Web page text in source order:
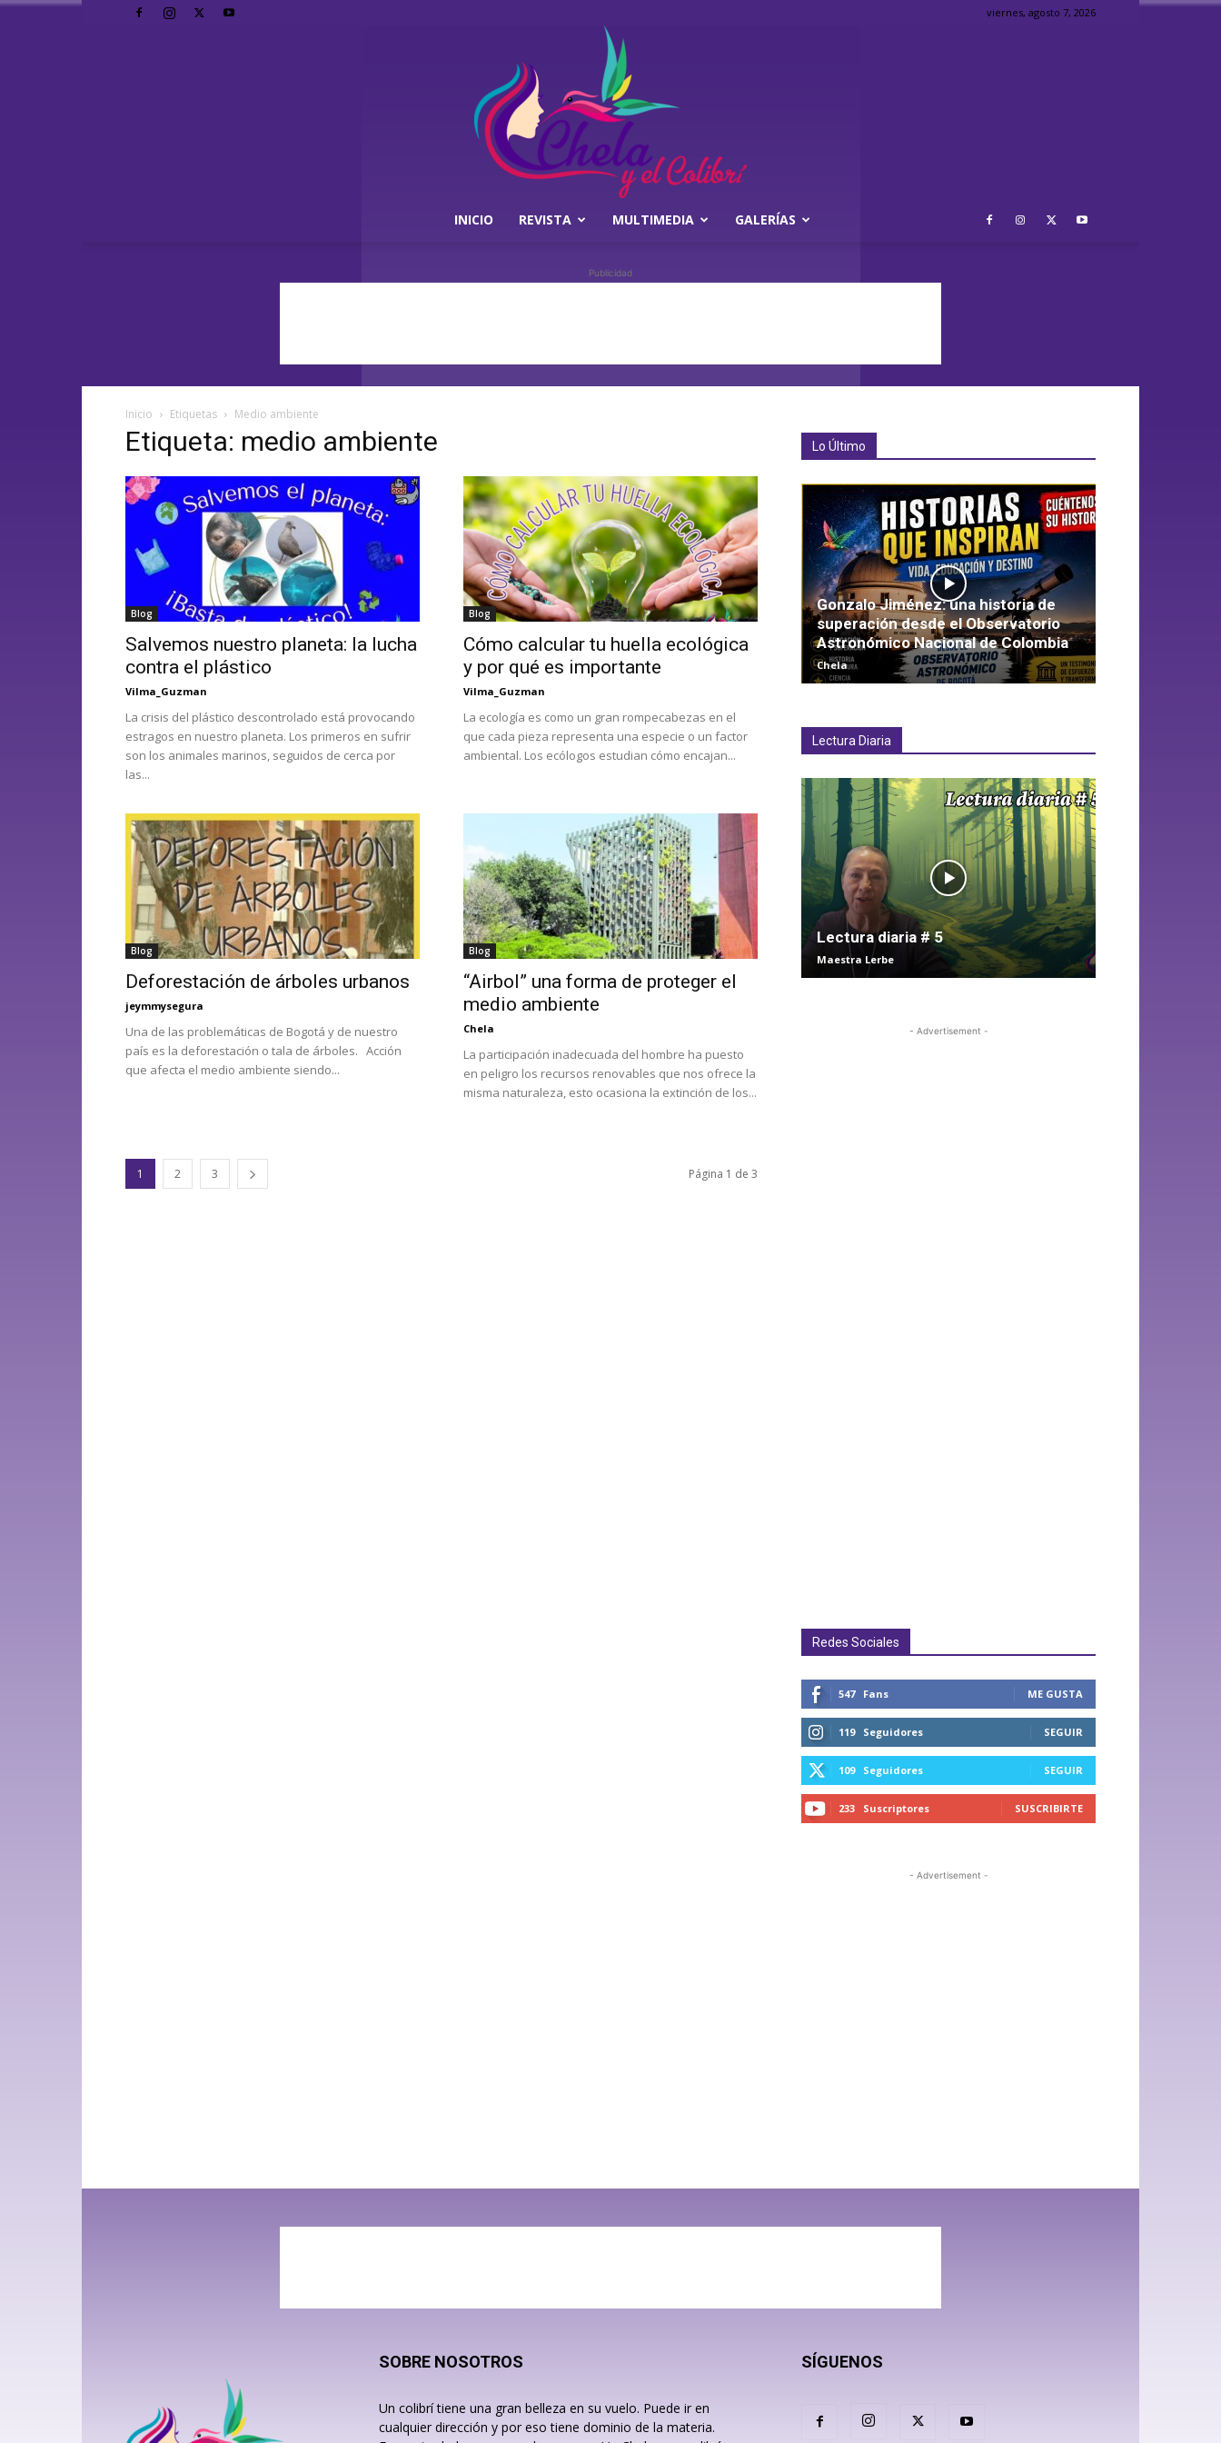
viernes, agosto 7, 2026
el
Colibrí
INICIO REVISTA MULTIMEDIA GALERÍAS
Publicidad
Inicio Etiquetas Medio ambiente
Etiqueta: medio ambiente
Blog
Salvemos nuestro planeta: la lucha
contra el plástico
Vilma_Guzman
La crisis del plástico descontrolado está provocando
estragos en nuestro planeta. Los primeros en sufrir
son los animales marinos, seguidos de cerca por
las...
Blog
Cómo calcular tu huella ecológica
y por qué es importante
Vilma_Guzman
La ecología es como un gran rompecabezas en el
que cada pieza representa una especie o un factor
ambiental. Los ecólogos estudian cómo encajan...
Blog
Deforestación de árboles urbanos
jeymmysegura
Una de las problemáticas de Bogotá y de nuestro
país es la deforestación o tala de árboles. Acción
que afecta el medio ambiente siendo...
Blog
“Airbol” una forma de proteger el
medio ambiente
Chela
La participación inadecuada del hombre ha puesto
en peligro los recursos renovables que nos ofrece la
misma naturaleza, esto ocasiona la extinción de los...
1 2 3 Página 1 de 3
Lo Último
Gonzalo Jiménez: una historia de
superación desde el Observatorio
Astronómico Nacional de Colombia
Chela
Lectura Diaria
Lectura diaria # 5
Maestra Lerbe
- Advertisement -
Redes Sociales
547 Fans ME GUSTA
119 Seguidores SEGUIR
109 Seguidores SEGUIR
233 Suscriptores SUSCRIBIRTE
- Advertisement -
SOBRE NOSOTROS
Un colibrí tiene una gran belleza en su vuelo. Puede ir en
cualquier dirección y por eso tiene dominio de la materia.
SÍGUENOS